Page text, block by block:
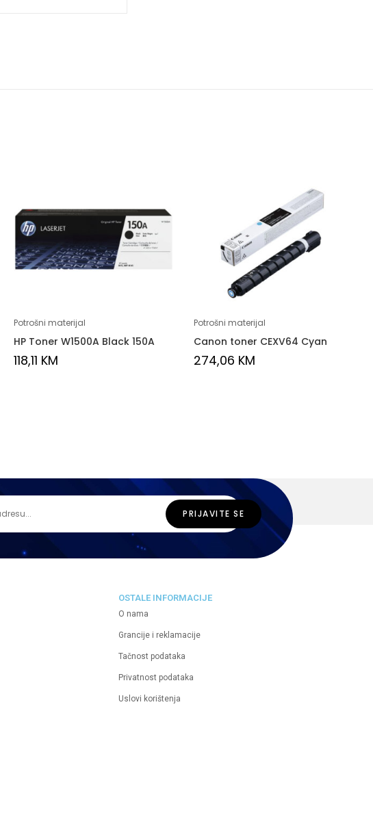
Potrošni materijal
HP Toner W1500A Black 150A
118,11 KM
Potrošni materijal
Canon toner CEXV64 Cyan
274,06 KM
OSTALE INFORMACIJE
O nama
Grancije i reklamacije
Tačnost podataka
Privatnost podataka
Uslovi korištenja